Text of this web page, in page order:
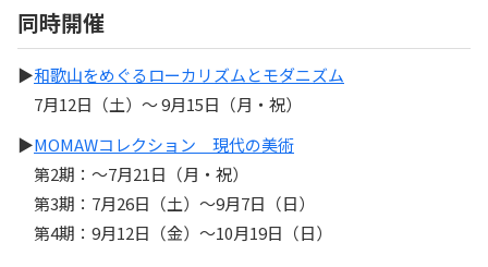
同時開催
▶和歌山をめぐるローカリズムとモダニズム
7月12日（土）〜 9月15日（月・祝）
▶MOMAWコレクション 現代の美術
第2期：〜7月21日（月・祝）
第3期：7月26日（土）〜9月7日（日）
第4期：9月12日（金）〜10月19日（日）